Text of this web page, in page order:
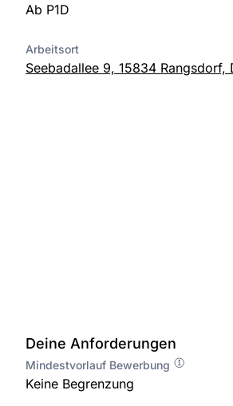
Ab P1D
Arbeitsort
Seebadallee 9, 15834 Rangsdorf,
Deine Anforderungen
Mindestvorlauf Bewerbung
Keine Begrenzung